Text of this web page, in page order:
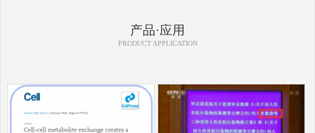
产品·应用
PRODUCT APPLICATION